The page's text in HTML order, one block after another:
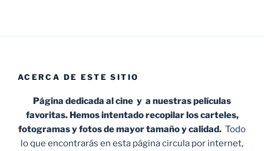
ACERCA DE ESTE SITIO
Página dedicada al cine y a nuestras películas
favoritas. Hemos intentado recopilar los carteles,
fotogramas y fotos de mayor tamaño y calidad. Todo
lo que encontrarás en esta página circula por internet,